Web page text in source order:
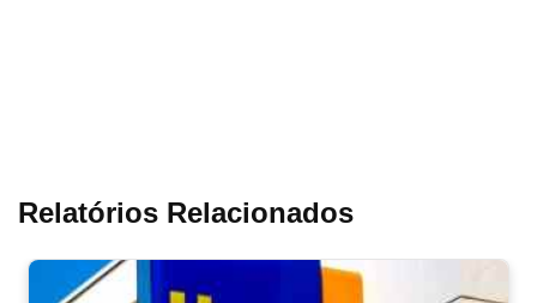
Relatórios Relacionados